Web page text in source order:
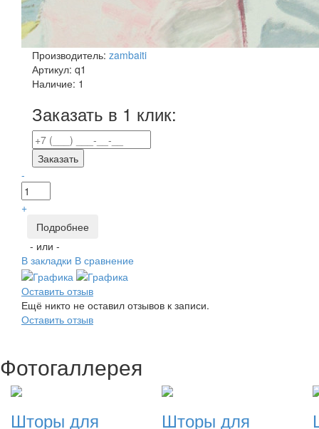
Производитель: zambaiti
Артикул: q1
Наличие: 1
Заказать в 1 клик:
Заказать
-
+
Подробнее
- или -
В закладки В сравнение
Оставить отзыв
Ещё никто не оставил отзывов к записи.
Оставить отзыв
Фотогаллерея
Шторы для Шторы для